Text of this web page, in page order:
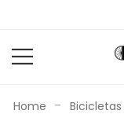
Home - Bicicletas